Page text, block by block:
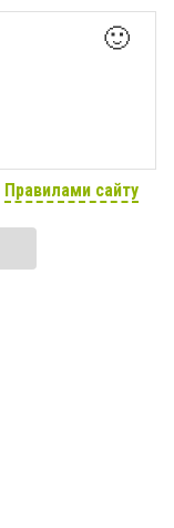
🙂
Правилами сайту